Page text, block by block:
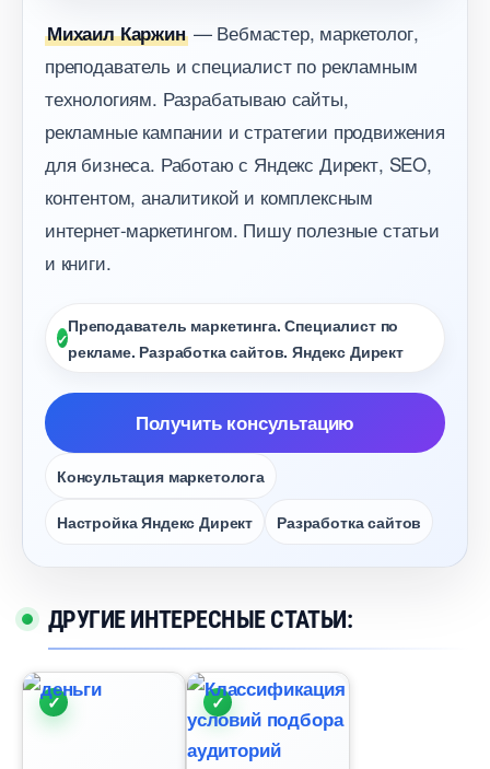
Михаил Каржин— Вебмастер, маркетолог,
преподаватель и специалист по рекламным
технологиям. Разрабатываю сайты,
рекламные кампании и стратегии продвижения
для бизнеса. Работаю с Яндекс Директ, SEO,
контентом, аналитикой и комплексным
интернет-маркетингом. Пишу полезные статьи
и книги.
Преподаватель маркетинга. Специалист по
рекламе. Разработка сайтов. Яндекс Директ
Получить консультацию
Консультация маркетолога
Настройка Яндекс Директ Разработка сайто
ДРУГИЕ ИНТЕРЕСНЫЕ СТАТЬИ: